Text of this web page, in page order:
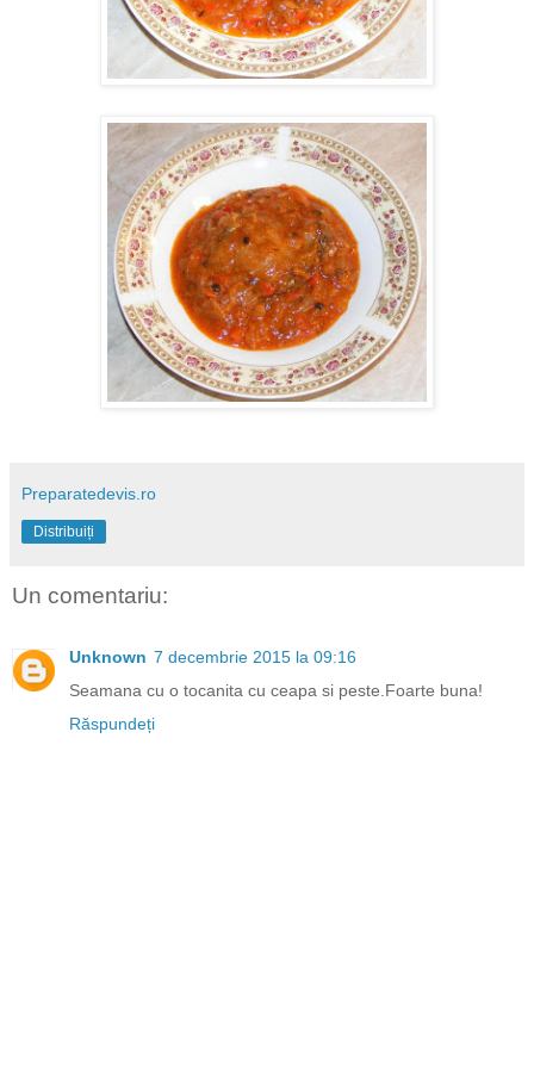
Preparatedevis.ro
Distribuiți
Un comentariu:
Unknown 7 decembrie 2015 la 09:16
Seamana cu o tocanita cu ceapa si peste.Foarte buna!
Răspundeți